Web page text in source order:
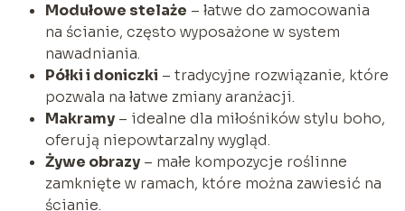
Modułowe stelaże – łatwe do zamocowania
na ścianie, często wyposażone w system
nawadniania.
Półki i doniczki – tradycyjne rozwiązanie, które
pozwala na łatwe zmiany aranżacji.
Makramy– idealne dla miłośników stylu boho,
oferują niepowtarzalny wygląd.
Żywe obrazy– małe kompozycje roślinne
zamknięte w ramach, które można zawiesić na
ścianie.